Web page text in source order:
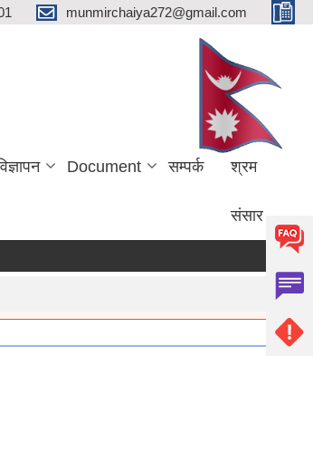
munmirchaiya272@gmail.com
Document सम्पर्क श्रम
संसार